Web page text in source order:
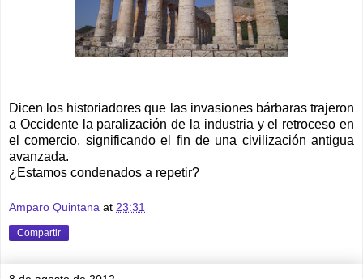
Dicen los historiadores que las invasiones bárbaras trajeron
a Occidente la paralización de la industria y el retroceso en
el comercio, significando el fin de una civilización antigua
avanzada.
¿Estamos condenados a repetir?
Amparo Quintana at 23:31
Compartir